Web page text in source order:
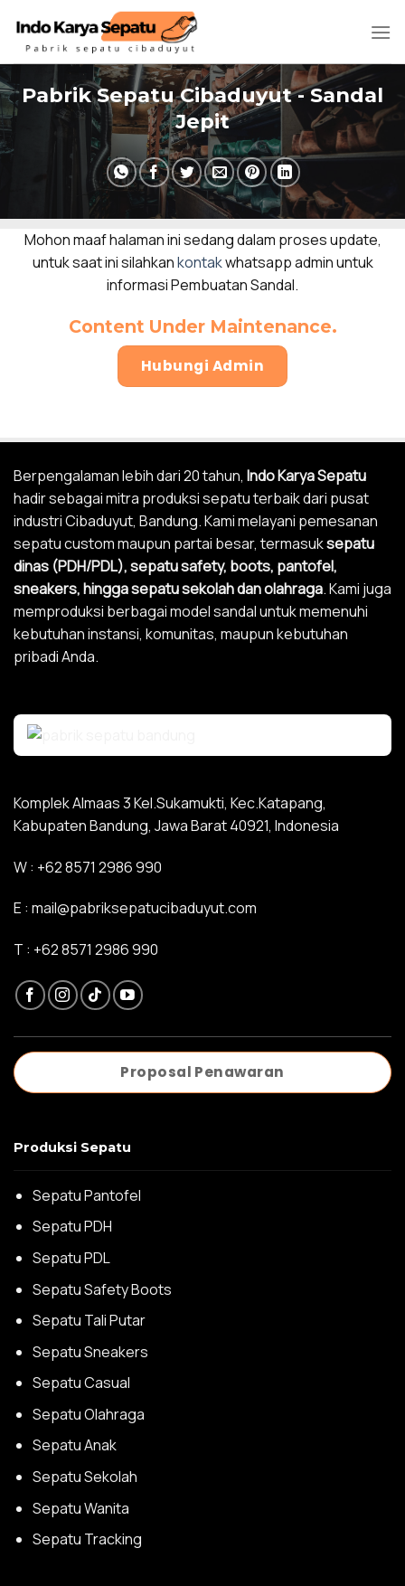
content
Pabrik Sepatu Cibaduyut - Sandal
Jepit
Mohon maaf halaman ini sedang dalam proses update,
untuk saat ini silahkankontakwhatsapp admin untuk
informasi Pembuatan Sandal.
Content Under Maintenance.
Hubungi Admin
Berpengalaman lebih dari 20 tahun, Indo Karya Sepatu
hadir sebagai mitra produksi sepatu terbaik dari pusat
industri Cibaduyut, Bandung. Kami melayani pemesanan
sepatu custom maupun partai besar, termasuksepatu
dinas (PDH/PDL),sepatu safety, boots, pantofel,
sneakers, hinggasepatu sekolahdanolahraga. Kami juga
memproduksi berbagai model sandal untuk memenuhi
kebutuhan instansi, komunitas, maupun kebutuhan
pribadi Anda.
Komplek Almaas 3 Kel.Sukamukti, Kec.Katapang,
Kabupaten Bandung, Jawa Barat 40921, Indonesia
W : +62 8571 2986 990
E : mail@pabriksepatucibaduyut.com
T : +62 8571 2986 990
Proposal Penawaran
Produksi Sepatu
Sepatu Pantofel
Sepatu PDH
Sepatu PDL
Sepatu Safety Boots
Sepatu Tali Putar
Sepatu Sneakers
Sepatu Casual
Sepatu Olahraga
Sepatu Anak
Sepatu Sekolah
Sepatu Wanita
Sepatu Tracking